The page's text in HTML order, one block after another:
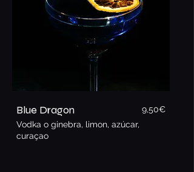
Blue Dragon 9,50€
Vodka o ginebra, limon, azúcar,
curaçao